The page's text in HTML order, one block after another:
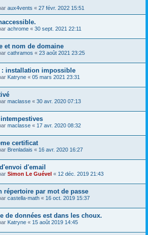
aux4vents « 27 févr. 2022 15:51
achrome « 30 sept. 2021 22:11
et nom de domaine
cathramos « 23 août 2021 23:25
installation impossible
Katryne « 05 mars 2021 23:31
maclasse « 30 avr. 2020 07:13
maclasse « 17 avr. 2020 08:32
certificat
Brenladais « 16 avr. 2020 16:27
d'email
Simon Le Guével « 12 déc. 2019 21:43
répertoire par mot de passe
castella-math « 16 oct. 2019 15:37
de données est dans les choux.
Katryne « 15 août 2019 14:45